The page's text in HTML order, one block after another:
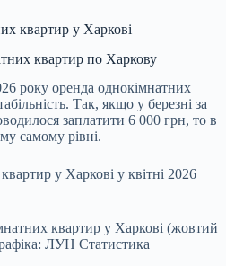
квартир у Харкові
квартир по Харкову
року оренда однокімнатних
Так, якщо у березні за
заплатити 6 000 грн, то в
самому рівні.
квартир у Харкові (жовтий
ЛУН Статистика